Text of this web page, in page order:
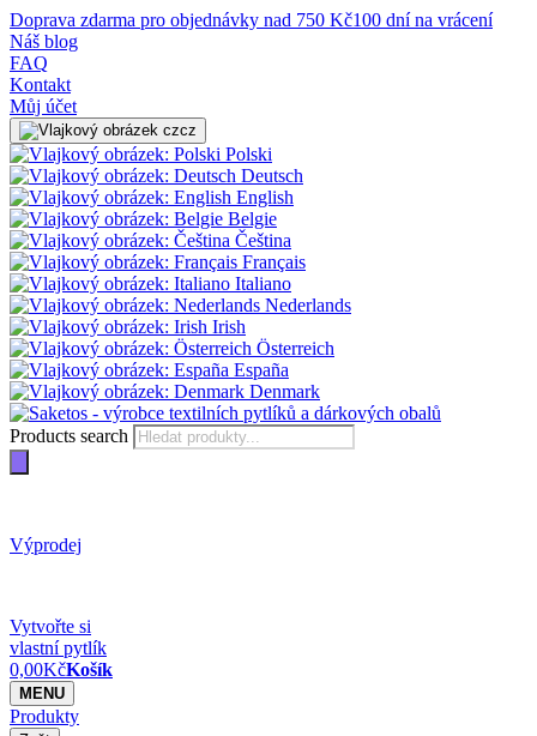
Doprava zdarma pro objednávky nad 750 Kč100 dní na vrácení
Náš blog
FAQ
Kontakt
Můj účet
cz
Polski
Deutsch
English
Belgie
Čeština
Français
Italiano
Nederlands
Irish
Österreich
España
Denmark
Products search
Výprodej
Vytvořte si
vlastní pytlík
0,00KčKošík
MENU
Produkty